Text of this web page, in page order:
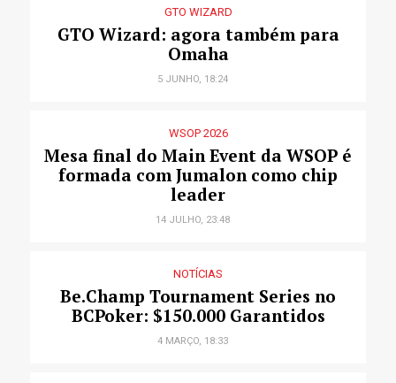
GTO WIZARD
GTO Wizard: agora também para
Omaha
5 JUNHO, 18:24
WSOP 2026
Mesa final do Main Event da WSOP é
formada com Jumalon como chip
leader
14 JULHO, 23:48
NOTÍCIAS
Be.Champ Tournament Series no
BCPoker: $150.000 Garantidos
4 MARÇO, 18:33